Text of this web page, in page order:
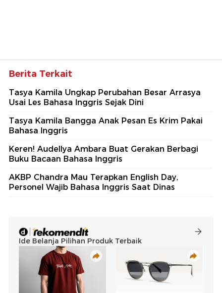
Berita Terkait
Tasya Kamila Ungkap Perubahan Besar Arrasya
Usai Les Bahasa Inggris Sejak Dini
Tasya Kamila Bangga Anak Pesan Es Krim Pakai
Bahasa Inggris
Keren! Audellya Ambara Buat Gerakan Berbagi
Buku Bacaan Bahasa Inggris
AKBP Chandra Mau Terapkan English Day,
Personel Wajib Bahasa Inggris Saat Dinas